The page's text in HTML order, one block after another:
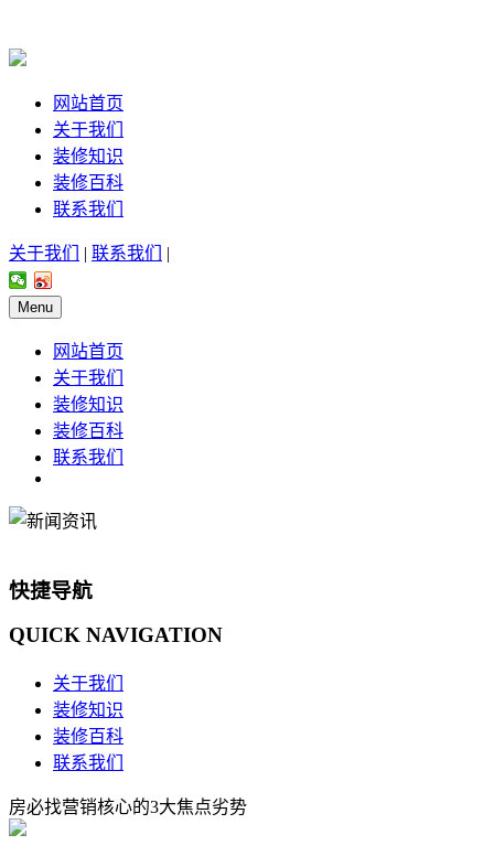
网站首页
关于我们
装修知识
装修百科
联系我们
关于我们 | 联系我们 |
Menu
网站首页
关于我们
装修知识
装修百科
联系我们
快捷导航
QUICK NAVIGATION
关于我们
装修知识
装修百科
联系我们
房必找营销核心的3大焦点劣势